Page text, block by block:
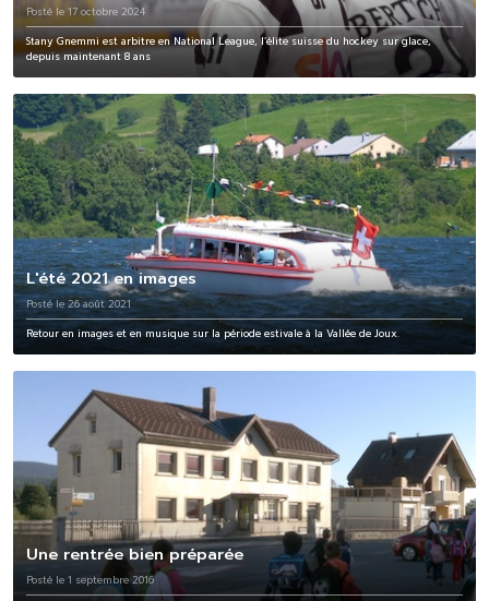
Posté le 17 octobre 2024
Stany Gnemmi est arbitre en National League, l’élite suisse du hockey sur glace,
depuis maintenant 8 ans
L'été 2021 en images
Posté le 26 août 2021
Retour en images et en musique sur la période estivale à la Vallée de Joux.
Une rentrée bien préparée
Posté le 1 septembre 2016